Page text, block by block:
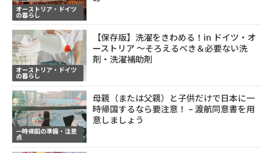
オーストリア・ドイツ
の暮らし
オーストリア・ドイツ
の暮らし
【保存版】洗濯をきわめる！in ドイツ・オ
ーストリア ～そろえるべき＆必要ない洗
剤・洗濯補助剤
一時帰国の準備・注意
点
母親（または父親）と子供だけで日本に一
時帰国するなら要注意！ – 渡航同意書を用
意しましょう